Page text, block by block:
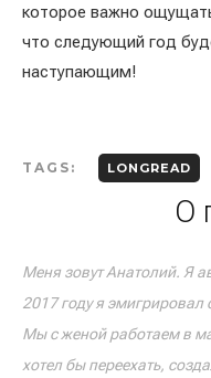
которое важно
что следующий год
наступающим!
TAGS: LONGREAD
О
Меня зовут Анатолий. Я
2017 году я
Мы с женой работаем в
хотел бы переехать,